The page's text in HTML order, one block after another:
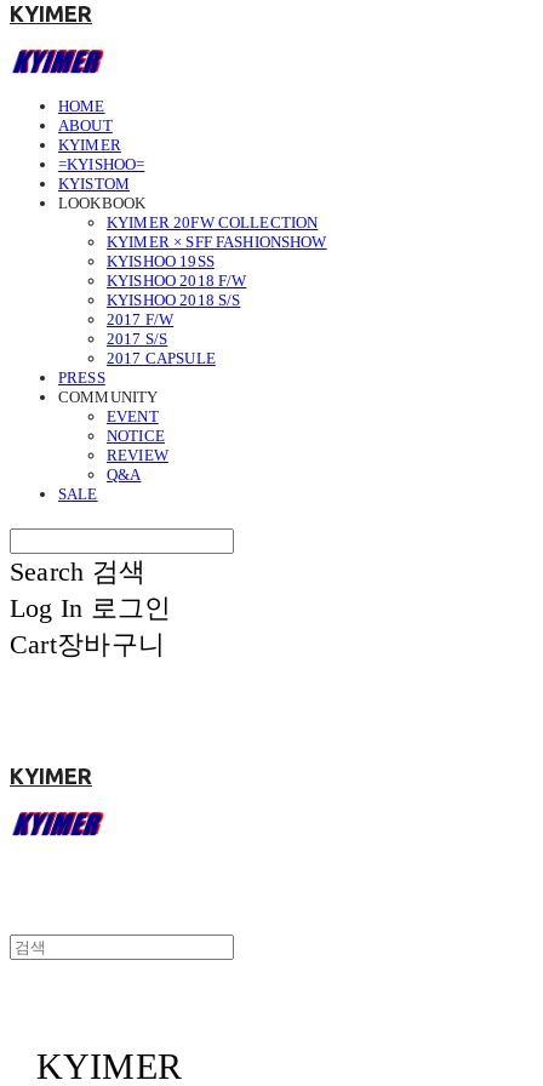
KYIMER
HOME
ABOUT
KYIMER
=KYISHOO=
KYISTOM
LOOKBOOK
KYIMER 20FW COLLECTION
KYIMER × SFF FASHIONSHOW
KYISHOO 19SS
KYISHOO 2018 F/W
KYISHOO 2018 S/S
2017 F/W
2017 S/S
2017 CAPSULE
PRESS
COMMUNITY
EVENT
NOTICE
REVIEW
Q&A
SALE
Search 검색
Log In 로그인
Cart장바구니
KYIMER
KYIMER